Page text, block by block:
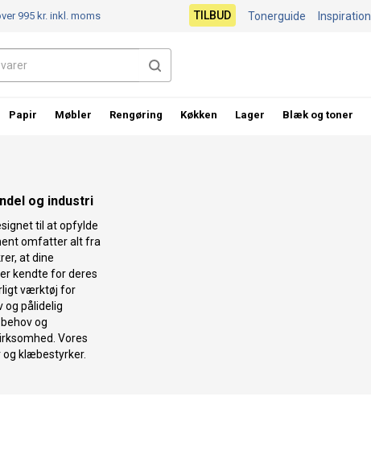
og industri
til at opfylde
omfatter alt fra
at dine
kendte for deres
værktøj for
og pålidelig
og
Vores
klæbestyrker.
995 kr.inkl. moms Inspiration
Tonerguide
TILBUD
Papir Møbler Rengøring Køkken Lager Blæk og toner